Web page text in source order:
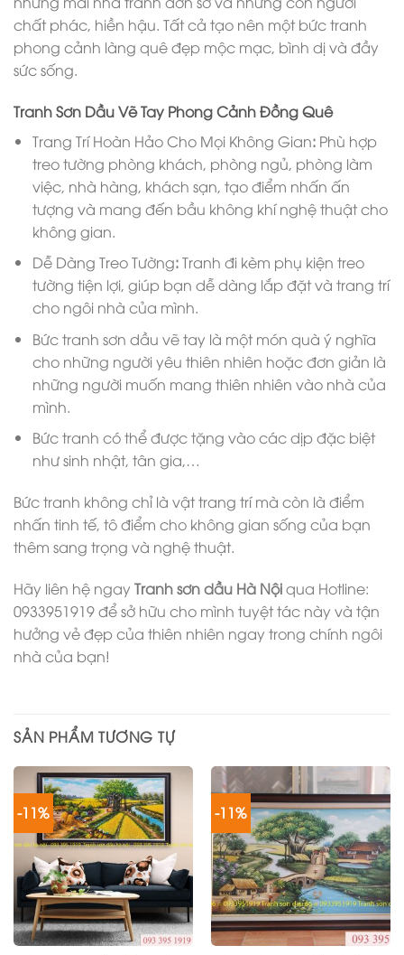
chất phác, hiền hậu. Tất cả tạo nên một bức tranh
phong cảnh làng quê đẹp mộc mạc, bình dị và đầy
sức sống.
Tranh Sơn Dầu Vẽ Tay Phong Cảnh Đồng Quê
Trang Trí Hoàn Hảo Cho Mọi Không Gian:Phù hợp
treo tường phòng khách, phòng ngủ, phòng làm
việc, nhà hàng, khách sạn, tạo điểm nhấn ấn
tượng và mang đến bầu không khí nghệ thuật cho
không gian.
Dễ Dàng Treo Tường:Tranh đi kèm phụ kiện treo
tường tiện lợi, giúp bạn dễ dàng lắp đặt và trang trí
cho ngôi nhà của mình.
Bức tranh sơn dầu vẽ tay là một món quà ý nghĩa
cho những người yêu thiên nhiên hoặc đơn giản là
những người muốn mang thiên nhiên vào nhà của
mình.
Bức tranh có thể được tặng vào các dịp đặc biệt
như sinh nhật, tân gia,…
Bức tranh không chỉ là vật trang trí mà còn là điểm
nhấn tinh tế, tô điểm cho không gian sống của bạn
thêm sang trọng và nghệ thuật.
Hãy liên hệ ngay Tranh sơn dầu Hà Nộiqua Hotline:
0933951919 để sở hữu cho mình tuyệt tác này và tận
hưởng vẻ đẹp của thiên nhiên ngay trong chính ngôi
nhà của bạn!
SẢN PHẨM TƯƠNG TỰ
-11% -11%